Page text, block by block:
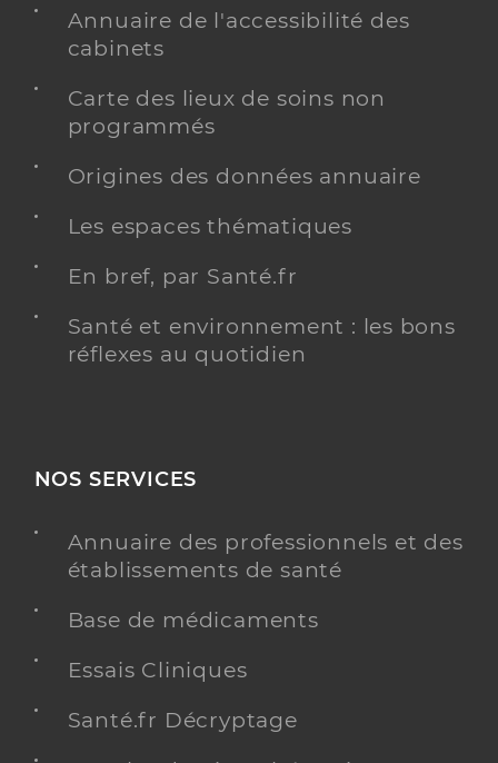
Annuaire de l'accessibilité des
cabinets
Carte des lieux de soins non
programmés
Origines des données annuaire
Les espaces thématiques
En bref, par Santé.fr
Santé et environnement : les bons
réflexes au quotidien
NOS SERVICES
Annuaire des professionnels et des
établissements de santé
Base de médicaments
Essais Cliniques
Santé.fr Décryptage